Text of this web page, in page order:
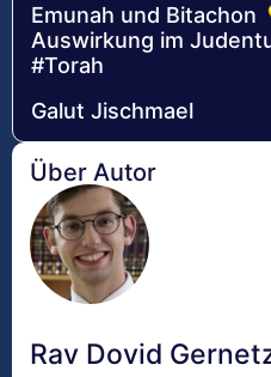
Emunah und Bitachon
Auswirkung im
#Torah
Galut Jischmael
Über Autor
Rav Dovid